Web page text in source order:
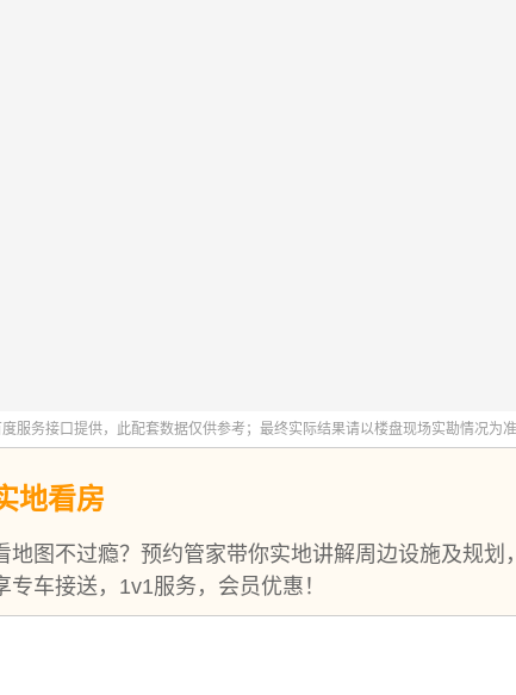
地看房
地图不过瘾？预约管家带你实地讲解周边设施及规划，
专车接送，1v1服务，会员优惠！